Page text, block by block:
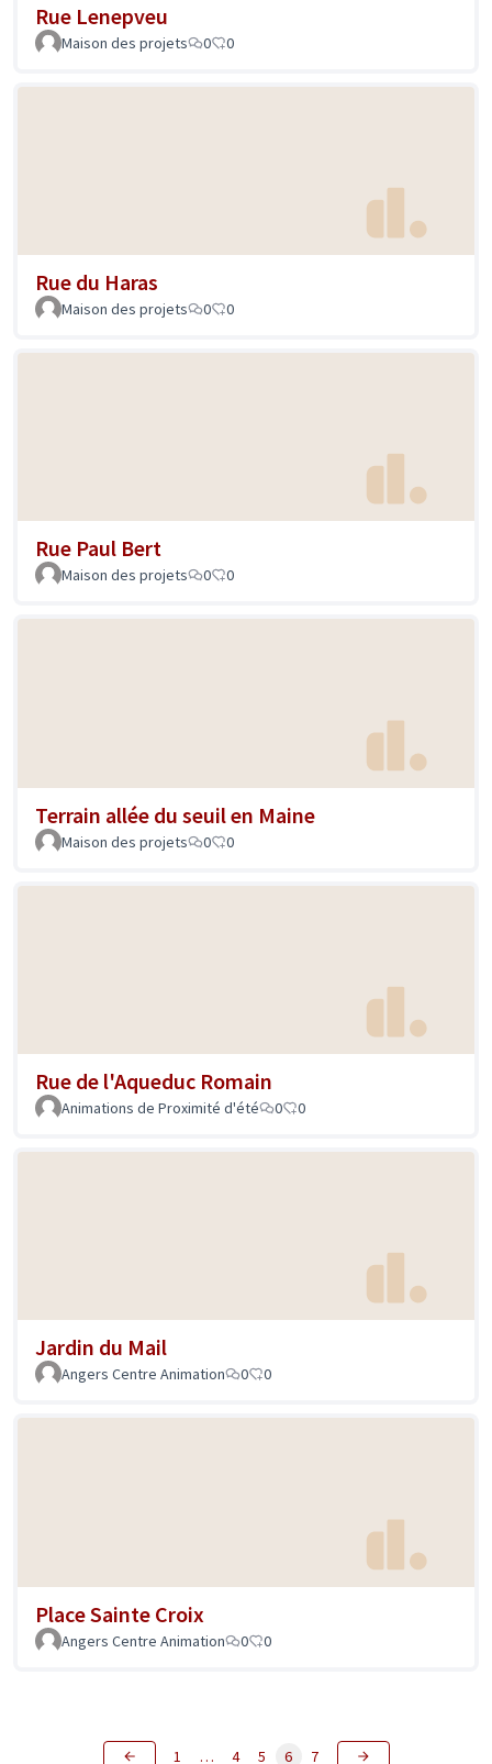
Rue Lenepveu
Maison des projets 0 0
Rue du Haras
Maison des projets 0 0
Rue Paul Bert
Maison des projets 0 0
Terrain allée du seuil en Maine
Maison des projets 0 0
Rue de l'Aqueduc Romain
Animations de Proximité d'été 0 0
Jardin du Mail
Angers Centre Animation 0 0
Place Sainte Croix
Angers Centre Animation 0 0
1 … 4 5 6 7